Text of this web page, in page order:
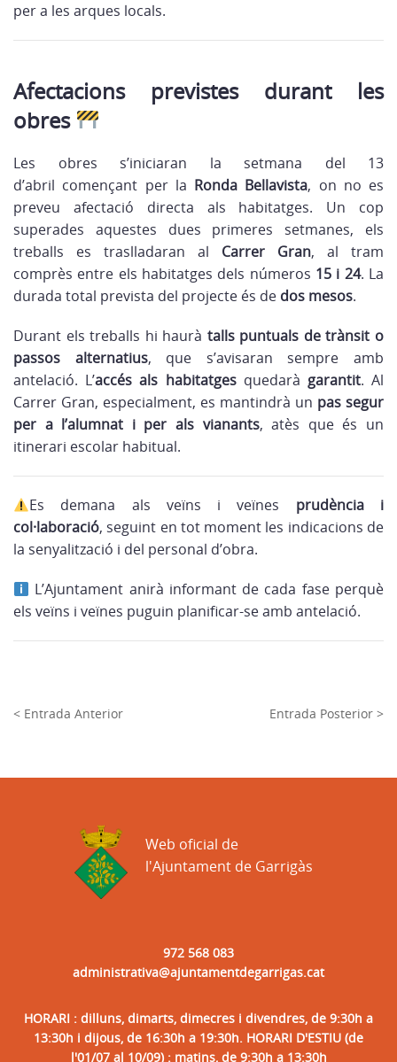
per a les arques locals.
Afectacions previstes durant les
obres
Les obres s’iniciaran la setmana del 13
d’abril començant per la Ronda Bellavista, on no es
preveu afectació directa als habitatges. Un cop
superades aquestes dues primeres setmanes, els
treballs es traslladaran al Carrer Gran, al tram
comprès entre els habitatges dels números 15 i 24. La
durada total prevista del projecte és de dos mesos.
Durant els treballs hi haurà talls puntuals de trànsit o
passos alternatius, que s’avisaran sempre amb
antelació. L’accés als habitatgesquedarà garantit. Al
Carrer Gran, especialment, es mantindrà un pas segur
per a l’alumnat i per als vianants, atès que és un
itinerari escolar habitual.
Es demana als veïns i veïnes prudència i
col·laboració, seguint en tot moment les indicacions de
la senyalització i del personal d’obra.
L’Ajuntament anirà informant de cada fase perquè
els veïns i veïnes puguin planificar-se amb antelació.
< Entrada Anterior Entrada Posterior >
972 568 083
administrativa@ajuntamentdegarrigas.cat
HORARI : dilluns, dimarts, dimecres i divendres, de 9:30h a
13:30h i dijous, de 16:30h a 19:30h. HORARI D'ESTIU (de
l'01/07 al 10/09) : matins, de 9:30h a 13:30h
Web oficial de
l'Ajuntament de Garrigàs